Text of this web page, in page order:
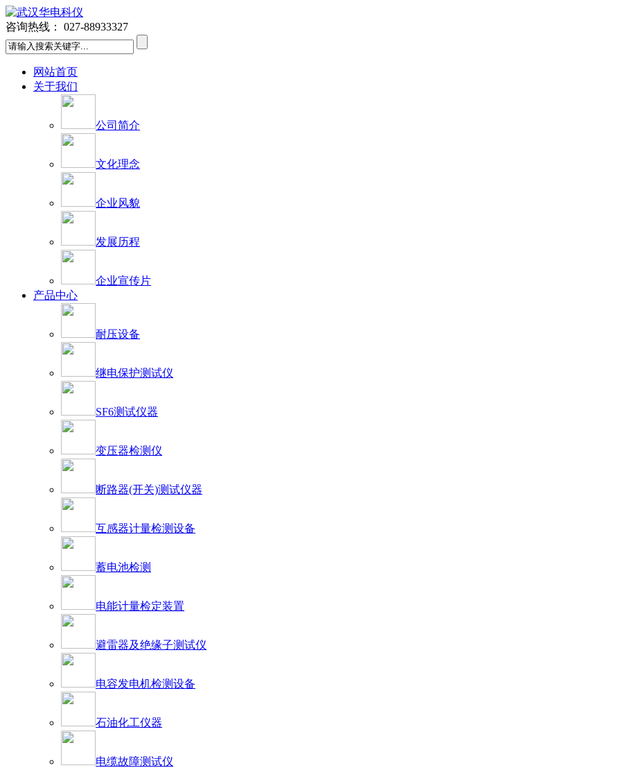
咨询热线： 027-88933327
网站首页
关于我们
公司简介
文化理念
企业风貌
发展历程
企业宣传片
产品中心
耐压设备
继电保护测试仪
SF6测试仪器
变压器检测仪
断路器(开关)测试仪器
互感器计量检测设备
蓄电池检测
电能计量检定装置
避雷器及绝缘子测试仪
电容发电机检测设备
石油化工仪器
电缆故障测试仪